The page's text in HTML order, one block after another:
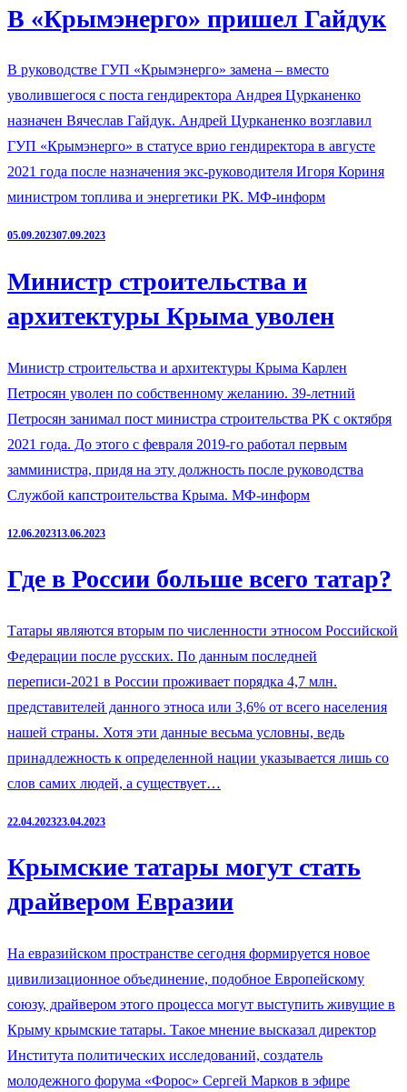
В «Крымэнерго» пришел Гайдук
В руководстве ГУП «Крымэнерго» замена – вместо
уволившегося с поста гендиректора Андрея Цурканенко
назначен Вячеслав Гайдук. Андрей Цурканенко возглавил
ГУП «Крымэнерго» в статусе врио гендиректора в августе
2021 года после назначения экс-руководителя Игоря Кориня
министром топлива и энергетики РК. МФ-информ
05.09.202307.09.2023
Министр строительства и
архитектуры Крыма уволен
Министр строительства и архитектуры Крыма Карлен
Петросян уволен по собственному желанию. 39-летний
Петросян занимал пост министра строительства РК с октября
2021 года. До этого с февраля 2019-го работал первым
замминистра, придя на эту должность после руководства
Службой капстроительства Крыма. МФ-информ
12.06.202313.06.2023
Где в России больше всего татар?
Татары являются вторым по численности этносом Российской
Федерации после русских. По данным последней
переписи-2021 в России проживает порядка 4,7 млн.
представителей данного этноса или 3,6% от всего населения
нашей страны. Хотя эти данные весьма условны, ведь
принадлежность к определенной нации указывается лишь со
слов самих людей, а существует…
22.04.202323.04.2023
Крымские татары могут стать
драйвером Евразии
На евразийском пространстве сегодня формируется новое
цивилизационное объединение, подобное Европейскому
союзу, драйвером этого процесса могут выступить живущие в
Крыму крымские татары. Такое мнение высказал директор
Института политических исследований, создатель
молодежного форума «Форос» Сергей Марков в эфире